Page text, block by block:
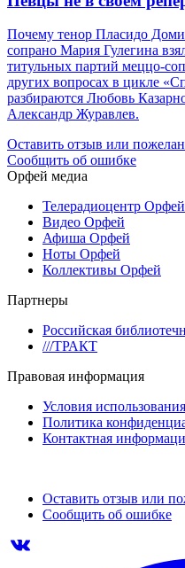
Почему тенор Пласидо
сопрано Мария Гулегина
титульных партий меццо-
других вопросах в цикле
разбираются Любовь
Александр Журавлев.
Оставить отзыв или
Сообщить об ошибке
Орфей медиа
Телерадиоцентр Орфей
Видео Орфей
Афиша Орфей
Ноты Орфей
Коллективы Орфей
Партнеры
Российская
///ТРАКТ
Правовая информация
Условия
Политика
Контактная
Оставить отзыв или
Сообщить об ошибке